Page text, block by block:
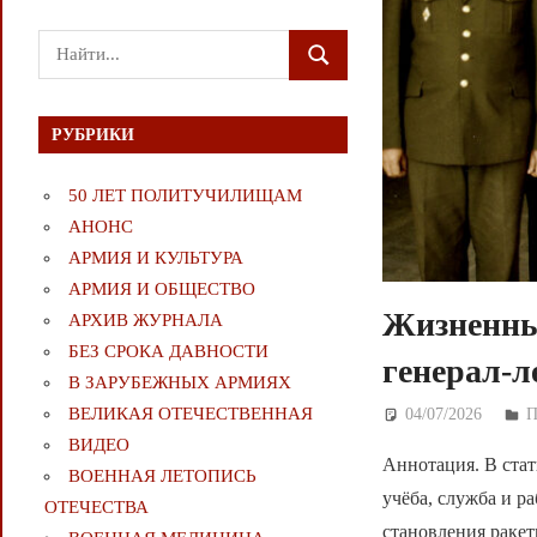
генерал-
04/07/2026
Аннотация. В
учёба, служба и
становления
Поиск
для:
ПОИСК
РУБРИКИ
50 ЛЕТ ПОЛИТУЧИЛИЩАМ
АНОНС
АРМИЯ И КУЛЬТУРА
АРМИЯ И ОБЩЕСТВО
АРХИВ ЖУРНАЛА
БЕЗ СРОКА ДАВНОСТИ
В ЗАРУБЕЖНЫХ АРМИЯХ
ВЕЛИКАЯ ОТЕЧЕСТВЕННАЯ
ВИДЕО
ВОЕННАЯ ЛЕТОПИСЬ
ОТЕЧЕСТВА